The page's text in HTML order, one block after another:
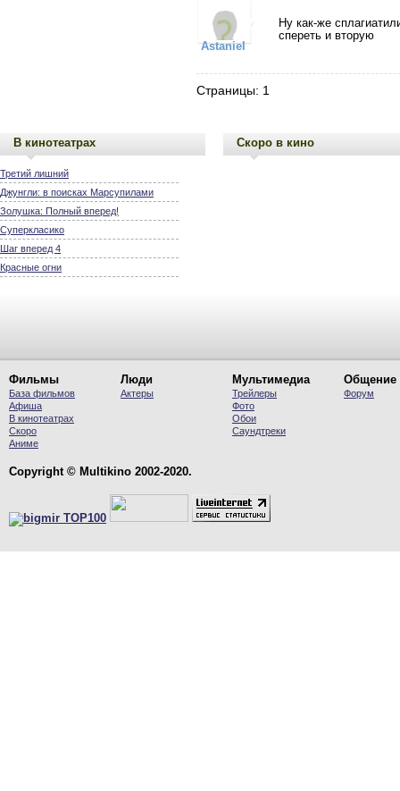
Astaniel
Ну как-же
спереть и вторую
Страницы: 1
В кинотеатрах
Третий лишний
Джунгли: в поисках Марсупилами
Золушка: Полный вперед!
Суперкласико
Шаг вперед 4
Красные огни
Скоро в кино
Фильмы
База фильмов
Афиша
В кинотеатрах
Скоро
Аниме
Люди
Актеры
Мультимедиа
Трейлеры
Фото
Обои
Саундтреки
Общение
Форум
Copyright © Multikino 2002-2020.